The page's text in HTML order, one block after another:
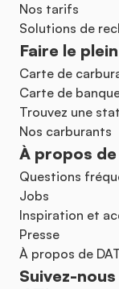
Nos tarifs
Solutions de
Faire le plein
Carte de
Carte de
Trouvez une
Nos carburants
À propos de
Questions
Jobs
Inspiration et
Presse
À propos de
Suivez-nous